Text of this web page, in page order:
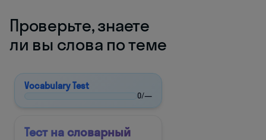
Проверьте, знаете
ли вы слова по теме